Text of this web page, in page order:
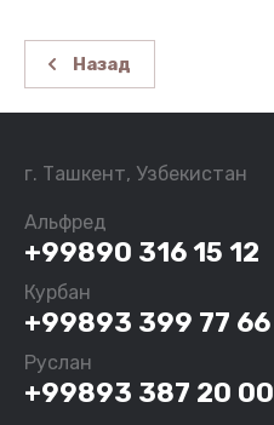
Назад
г. Ташкент, Узбекистан
Альфред
+99890 316 15 12
Курбан
+99893 399 77 66
Руслан
+99893 387 20 00